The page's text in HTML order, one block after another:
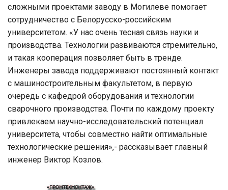
сложными проектами заводу в Могилеве помогает
сотрудничество с Белорусско-российским
университетом. «У нас очень тесная связь науки и
производства. Технологии развиваются стремительно,
и такая кооперация позволяет быть в тренде.
Инженеры завода поддерживают постоянный контакт
с машиностроительным факультетом, в первую
очередь с кафедрой оборудования и технологии
сварочного производства. Почти по каждому проекту
привлекаем научно-исследовательский потенциал
университета, чтобы совместно найти оптимальные
технологические решения»,- рассказывает главный
инженер Виктор Козлов.